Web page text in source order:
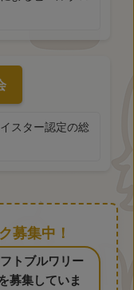
スター認定の総
募集中！
トブルワリー
募集していま